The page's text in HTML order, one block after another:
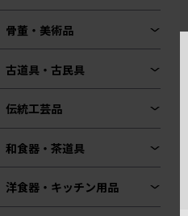
骨董・美術品
古道具・古民具
伝統工芸品
和食器・茶道具
洋食器・キッチン用品